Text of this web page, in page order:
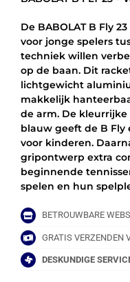
-
/
BLAUW
aantal
De BABOLAT B Fly
voor jonge spelers
techniek willen
op de baan. Dit
lichtgewicht
makkelijk
de arm. De
blauw geeft de B Fly
voor kinderen.
gripontwerp extra
beginnende
spelen en hun
BETROUWBARE
GRATIS VERZENDEN
DESKUNDIGE